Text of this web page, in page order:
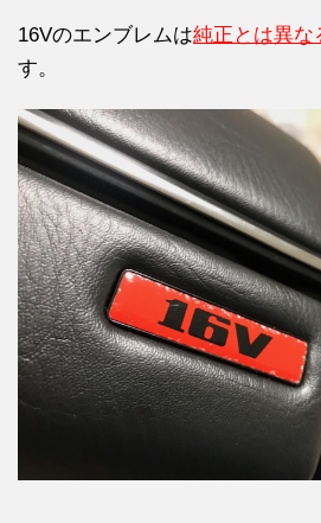
16Vのエンブレムは純正とは異な
す。